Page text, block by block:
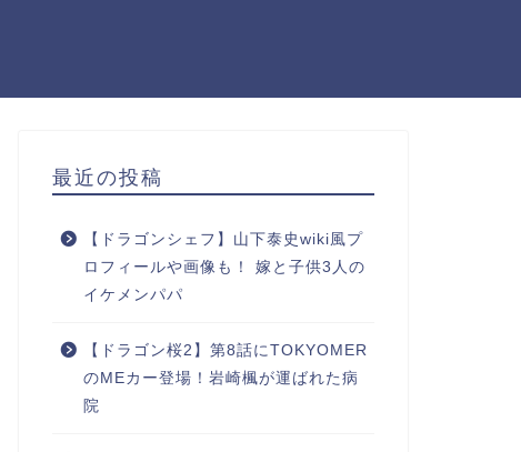
最近の投稿
【ドラゴンシェフ】山下泰史wiki風プ
ロフィールや画像も！ 嫁と子供3人の
イケメンパパ
【ドラゴン桜2】第8話にTOKYOMER
のMEカー登場！岩崎楓が運ばれた病
院